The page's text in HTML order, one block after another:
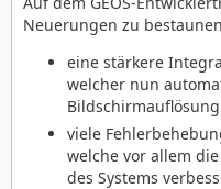
Neuerungen zu
eine stärkere
welcher nun
viele
welche vor allem
des Systems